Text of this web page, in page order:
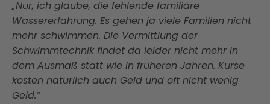
„Nur, ich glaube, die fehlende familiäre
Wassererfahrung. Es gehen ja viele Familien nicht
mehr schwimmen. Die Vermittlung der
Schwimmtechnik findet da leider nicht mehr in
dem Ausmaß statt wie in früheren Jahren. Kurse
kosten natürlich auch Geld und oft nicht wenig
Geld.“